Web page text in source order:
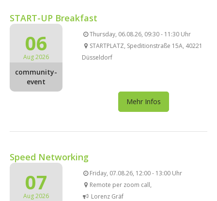
START-UP Breakfast
06
Aug 2026
community-
event
Thursday, 06.08.26, 09:30 - 11:30 Uhr
STARTPLATZ, Speditionstraße 15A, 40221
Düsseldorf
Mehr Infos
Speed Networking
07
Aug 2026
Friday, 07.08.26, 12:00 - 13:00 Uhr
Remote per zoom call,
Lorenz Gräf